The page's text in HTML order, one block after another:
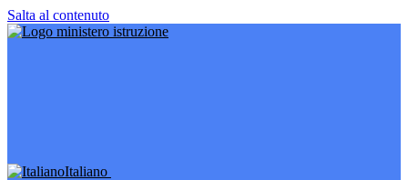
Salta al contenuto
Italiano